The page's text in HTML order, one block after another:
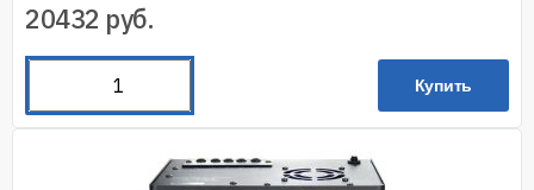
20432 руб.
Купить